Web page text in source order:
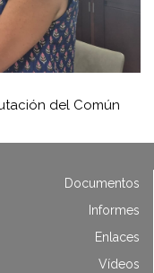
del Común
Documentos
Informes
Enlaces
Vídeos